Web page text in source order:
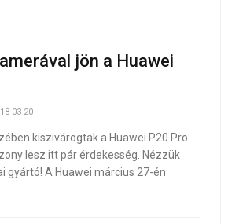
jön a Huawei
03-20
kiszivárogtak a Huawei P20 Pro
lesz itt pár érdekesség. Nézzük
gyártó! A Huawei március 27-én